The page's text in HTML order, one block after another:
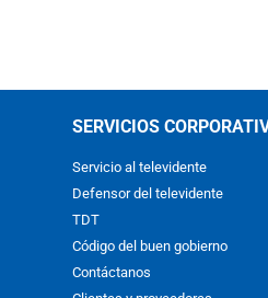
SERVICIOS
Servicio al televidente
Defensor del televidente
TDT
Código del buen gobierno
Contáctanos